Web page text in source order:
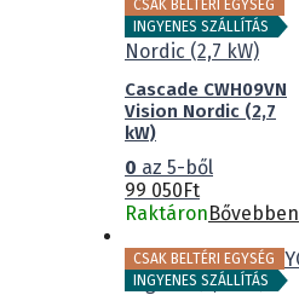
CSAK BELTÉRI EGYSÉG
INGYENES SZÁLLÍTÁS
Cascade CWH09VN
Vision Nordic (2,7
kW)
0 az 5-ből
99 050Ft
RaktáronBővebben
CSAK BELTÉRI EGYSÉG
INGYENES SZÁLLÍTÁS